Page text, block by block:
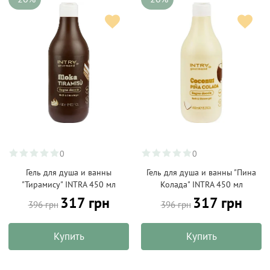
0
Гель для душа и ванны
"Тирамису" INTRA 450 мл
396 грн 317 грн
Купить
0
Гель для душа и ванны "Пина
Колада" INTRA 450 мл
396 грн 317 грн
Купить